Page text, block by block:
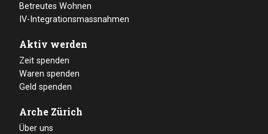
Betreutes Wohnen
IV-Integrationsmassnahmen
Aktiv werden
Zeit spenden
Waren spenden
Geld spenden
Arche Zürich
Über uns